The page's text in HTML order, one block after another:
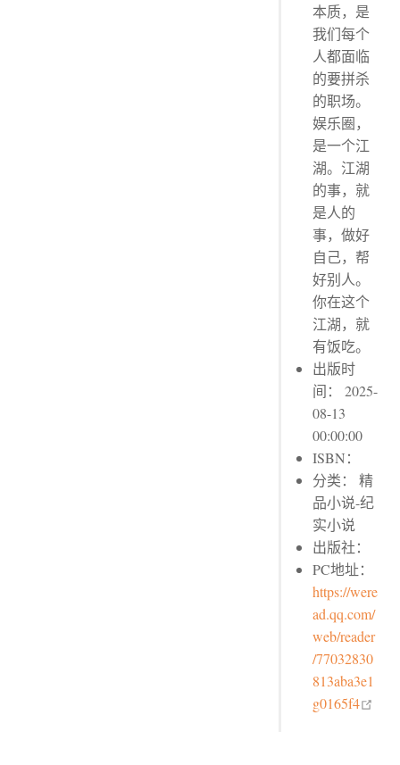
本质，是
我们每个
人都面临
的要拼杀
的职场。
娱乐圈，
是一个江
湖。江湖
的事，就
是人的
事，做好
自己，帮
好别人。
你在这个
江湖，就
有饭吃。
出版时
间： 2025-
08-13
00:00:00
ISBN：
分类： 精
品小说-纪
实小说
出版社：
PC地址：
https://were
ad.qq.com/
web/reader
/77032830
813aba3e1
g0165f4